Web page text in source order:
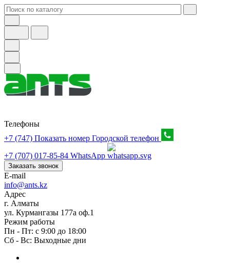
Телефоны
+7 (747) Показать номер Городской телефон
+7 (707) 017-85-84 WhatsApp
Заказать звонок
E-mail
info@ants.kz
Адрес
г. Алматы
ул. Курмангазы 177а оф.1
Режим работы
Пн - Пт: с 9:00 до 18:00
Сб - Вс: Выходные дни